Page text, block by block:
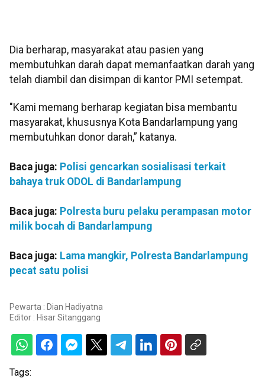
Dia berharap, masyarakat atau pasien yang
membutuhkan darah dapat memanfaatkan darah yang
telah diambil dan disimpan di kantor PMI setempat.
"Kami memang berharap kegiatan bisa membantu
masyarakat, khususnya Kota Bandarlampung yang
membutuhkan donor darah,” katanya.
Baca juga: Polisi gencarkan sosialisasi terkait
bahaya truk ODOL di Bandarlampung
Baca juga: Polresta buru pelaku perampasan motor
milik bocah di Bandarlampung
Baca juga: Lama mangkir, Polresta Bandarlampung
pecat satu polisi
Pewarta : Dian Hadiyatna
Editor : Hisar Sitanggang
Tags: